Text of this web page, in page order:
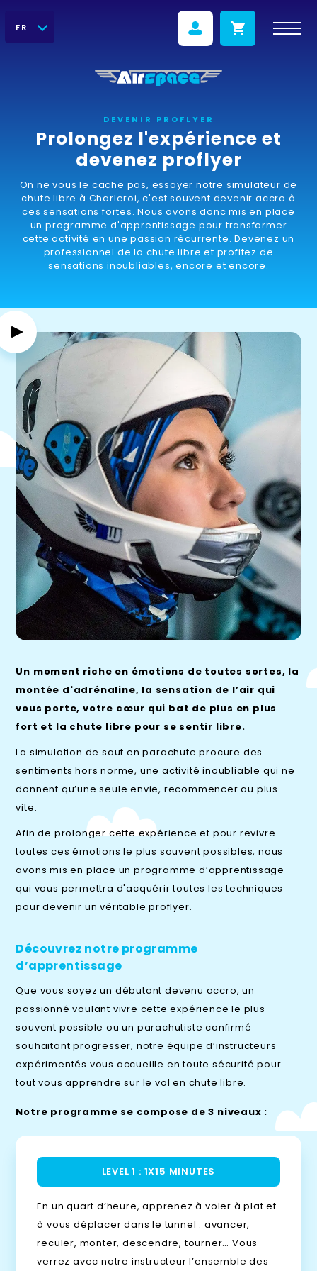
FR
DEVENIR PROFLYER
Prolongez l'expérience et
devenez proflyer
On ne vous le cache pas, essayer notre simulateur de
chute libre à Charleroi, c'est souvent devenir accro à
ces sensations fortes. Nous avons donc mis en place
un programme d'apprentissage pour transformer
cette activité en une passion récurrente. Devenez un
professionnel de la chute libre et profitez de
sensations inoubliables, encore et encore.
Un moment riche en émotions de toutes sortes, la
montée d'adrénaline, la sensation de l’air qui
vous porte, votre cœur qui bat de plus en plus
fort et la chute libre pour se sentir libre.
La simulation de saut en parachute procure des
sentiments hors norme, une activité inoubliable qui ne
donnent qu’une seule envie, recommencer au plus
vite.
Afin de prolonger cette expérience et pour revivre
toutes ces émotions le plus souvent possibles, nous
avons mis en place un programme d’apprentissage
qui vous permettra d'acquérir toutes les techniques
pour devenir un véritable proflyer.
Découvrez notre programme
d’apprentissage
Que vous soyez un débutant devenu accro, un
passionné voulant vivre cette expérience le plus
souvent possible ou un parachutiste confirmé
souhaitant progresser, notre équipe d’instructeurs
expérimentés vous accueille en toute sécurité pour
tout vous apprendre sur le vol en chute libre.
Notre programme se compose de 3 niveaux :
LEVEL 1 : 1X15 MINUTES
En un quart d’heure, apprenez à voler à plat et
à vous déplacer dans le tunnel : avancer,
reculer, monter, descendre, tourner… Vous
verrez avec notre instructeur l’ensemble des